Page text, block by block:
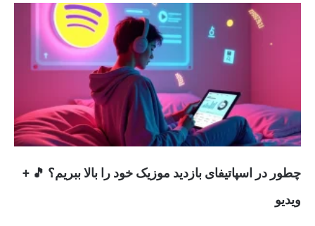
چطور در اسپاتیفای بازدید موزیک خود را بالا ببریم؟ 🎵 +
ویدیو